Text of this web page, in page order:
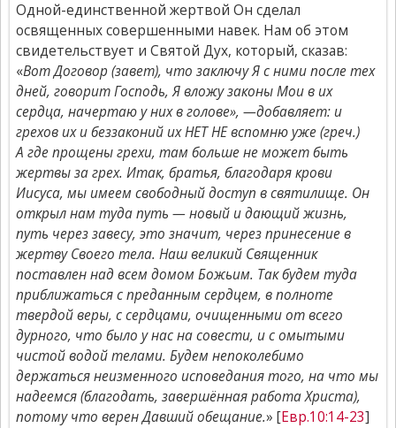
Одной-единственной жертвой Он сделал
освященных совершенными навек. Нам об этом
свидетельствует и Святой Дух, который, сказав:
«Вот Договор (завет), что заключу Я с ними после тех
дней, говорит Господь, Я вложу законы Мои в их
сердца, начертаю у них в голове», —добавляет: и
грехов их и беззаконий их НЕТ НЕ вспомню уже (греч.)
А где прощены грехи, там больше не может быть
жертвы за грех. Итак, братья, благодаря крови
Иисуса, мы имеем свободный доступ в святилище. Он
открыл нам туда путь — новый и дающий жизнь,
путь через завесу, это значит, через принесение в
жертву Своего тела. Наш великий Священник
поставлен над всем домом Божьим. Так будем туда
приближаться с преданным сердцем, в полноте
твердой веры, с сердцами, очищенными от всего
дурного, что было у нас на совести, и с омытыми
чистой водой телами. Будем непоколебимо
держаться неизменного исповедания того, на что мы
надеемся (благодать, завершённая работа Христа),
потому что верен Давший обещание.» [Евр.10:14-23]